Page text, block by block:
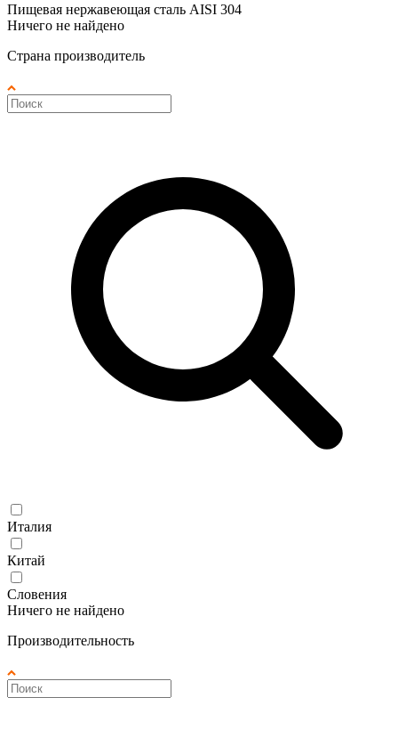
Пищевая нержавеющая сталь AISI 304
Ничего не найдено
Страна производитель
Италия
Китай
Словения
Ничего не найдено
Производительность